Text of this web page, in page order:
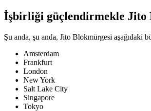
İşbirliği güçlendirmekle Jito
Şu anda, şu anda, Jito Blokmürgesi aşağıdaki
Amsterdam
Frankfurt
London
New York
Salt Lake City
Singapore
Tokyo